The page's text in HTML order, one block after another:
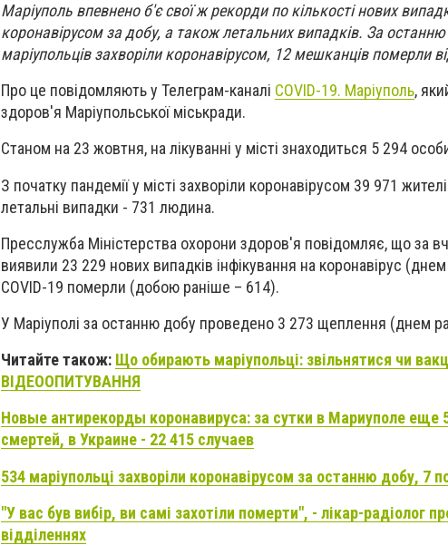
Маріуполь впевнено б'є свої ж рекорди по кількості нових
коронавірусом за добу, а також летальних випадків. За
маріупольців захворіли коронавірусом, 12 мешканців померли
Про це повідомляють у Телеграм-каналі COVID-19. Маріуполь,
здоров'я Маріупольської міськради.
Станом на 23 жовтня, на лікуванні у місті знаходиться 5 294
З початку пандемії у місті захворіли коронавірусом 39 971
летальні випадки - 731 людина.
Пресслужба Міністерства охорони здоров'я повідомляє, що за в
виявили 23 229 нових випадків інфікування на коронавірус
COVID-19 померли (добою раніше – 614).
У Маріуполі за останню добу проведено 3 273 щеплення (днем
Читайте також: Що обирають маріупольці: звільнятися чи
ВІДЕООПИТУВАННЯ
Новые антирекорды коронавируса: за сутки в Мариуполе еще
смертей, в Украине - 22 415 случаев
534 маріупольці захворіли коронавірусом за останню добу, 7
"У вас був вибір, ви самі захотіли померти", - лікар-радіолог
відділеннях